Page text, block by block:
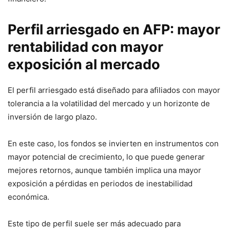
Perfil arriesgado en AFP: mayor
rentabilidad con mayor
exposición al mercado
El perfil arriesgado está diseñado para afiliados con mayor
tolerancia a la volatilidad del mercado y un horizonte de
inversión de largo plazo.
En este caso, los fondos se invierten en instrumentos con
mayor potencial de crecimiento, lo que puede generar
mejores retornos, aunque también implica una mayor
exposición a pérdidas en periodos de inestabilidad
económica.
Este tipo de perfil suele ser más adecuado para